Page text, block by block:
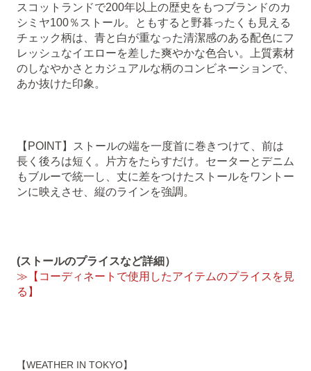
スコットランドで200年以上の歴史をもつブランドのカ
シミヤ100％ストール。ともすると野暮ったくも見える
チェック柄は、青と白が重なった清潔感のある配色にフ
レッシュなイエローを差した爽やかな色合い。上質素材
のしなやかさとカジュアルな柄のコンビネーションで、
あか抜けた印象。
【POINT】ストールの端を一度首に巻きつけて、前は
長く後ろは短く。片方をたらすだけ。セーターとデニム
もブルーで統一し、丈に差をつけたストールをワントー
ンに映えさせ、縦のラインを強調。
(ストールのプライスなど詳細）
≫【コーディネートで使用したアイテムのプライスを見
る】
【WEATHER IN TOKYO】